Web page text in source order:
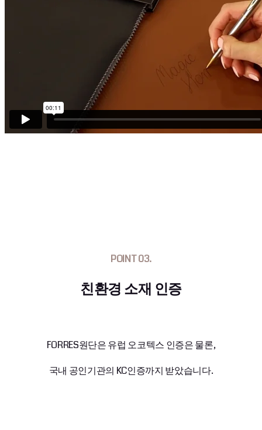
POINT 03.
친환경 소재 인증
FORRES원단은 유럽 오코텍스 인증은 물론,
국내 공인기관의 KC인증까지 받았습니다.